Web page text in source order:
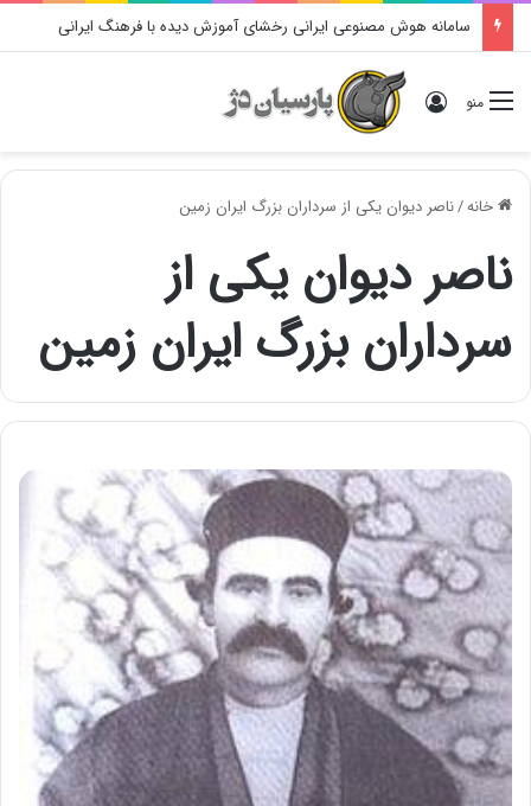
سامانه هوش مصنوعی ایرانی رخشای آموزش دیده با فرهنگ ایرانی
منو ورود
خانه/ناصر دیوان یکی از سرداران بزرگ ایران زمین
ناصر دیوان یکی از
سرداران بزرگ ایران زمین